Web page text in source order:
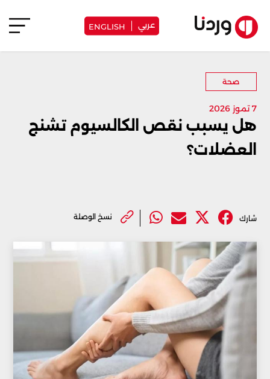
عربي ENGLISH
صحة
7 تموز 2026
هل يسبب نقص الكالسيوم تشنج
العضلات؟
شارك نسخ الوصلة